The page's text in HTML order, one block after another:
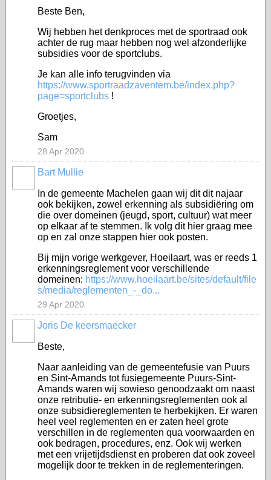
Beste Ben,
Wij hebben het denkproces met de sportraad ook
achter de rug maar hebben nog wel afzonderlijke
subsidies voor de sportclubs.
Je kan alle info terugvinden via
https://www.sportraadzaventem.be/index.php?
page=sportclubs !
Groetjes,
Sam
28 Apr 2020
Bart Mullie
In de gemeente Machelen gaan wij dit dit najaar
ook bekijken, zowel erkenning als subsidiëring om
die over domeinen (jeugd, sport, cultuur) wat meer
op elkaar af te stemmen. Ik volg dit hier graag mee
op en zal onze stappen hier ook posten.
Bij mijn vorige werkgever, Hoeilaart, was er reeds 1
erkenningsreglement voor verschillende
domeinen: https://www.hoeilaart.be/sites/default/file
s/media/reglementen_-_do...
29 Apr 2020
Joris De keersmaecker
Beste,
Naar aanleiding van de gemeentefusie van Puurs
en Sint-Amands tot fusiegemeente Puurs-Sint-
Amands waren wij sowieso genoodzaakt om naast
onze retributie- en erkenningsreglementen ook al
onze subsidiereglementen te herbekijken. Er waren
heel veel reglementen en er zaten heel grote
verschillen in de reglementen qua voorwaarden en
ook bedragen, procedures, enz. Ook wij werken
met een vrijetijdsdienst en proberen dat ook zoveel
mogelijk door te trekken in de reglementeringen.